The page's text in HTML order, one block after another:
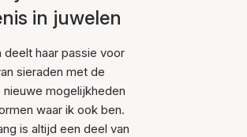
in juwelen
deelt haar passie voor
sieraden met de
mogelijkheden
waar ik ook ben.
is altijd een deel van